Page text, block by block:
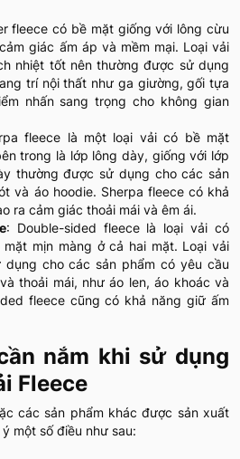
fleece có bề mặt giống với lông cừu
giác ấm áp và mềm mại. Loại vải
nhiệt tốt nên thường được sử dụng
trí nội thất như ga giường, gối tựa
nhấn sang trọng cho không gian
fleece là một loại vải có bề mặt
trong là lớp lông dày, giống với lớp
thường được sử dụng cho các sản
và áo hoodie. Sherpa fleece có khả
ra cảm giác thoải mái và êm ái.
: Double-sided fleece là loại vải có
mịn màng ở cả hai mặt. Loại vải
cho các sản phẩm có yêu cầu
thoải mái, như áo len, áo khoác và
fleece cũng có khả năng giữ ấm
nắm khi sử dụng
Fleece
các sản phẩm khác được sản xuất
một số điều như sau: